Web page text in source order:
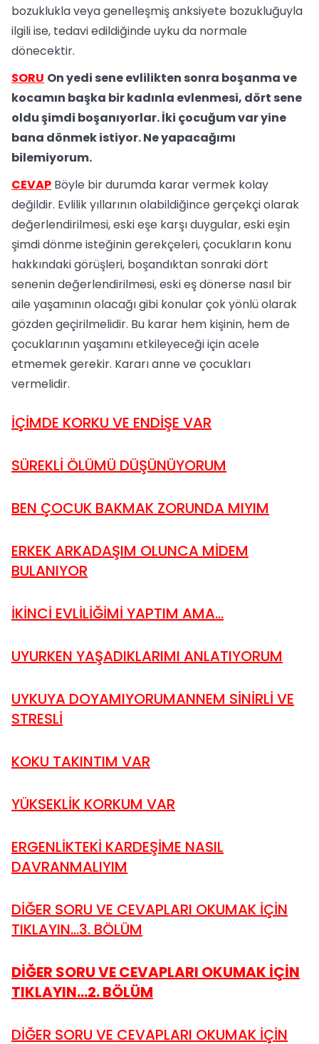
bozuklukla veya genelleşmiş anksiyete bozukluğuyla
ilgili ise, tedavi edildiğinde uyku da normale
dönecektir.
SORU On yedi sene evlilikten sonra boşanma ve
kocamın başka bir kadınla evlenmesi, dört sene
oldu şimdi boşanıyorlar. İki çocuğum var yine
bana dönmek istiyor. Ne yapacağımı
bilemiyorum.
CEVAP Böyle bir durumda karar vermek kolay
değildir. Evlilik yıllarının olabildiğince gerçekçi olarak
değerlendirilmesi, eski eşe karşı duygular, eski eşin
şimdi dönme isteğinin gerekçeleri, çocukların konu
hakkındaki görüşleri, boşandıktan sonraki dört
senenin değerlendirilmesi, eski eş dönerse nasıl bir
aile yaşamının olacağı gibi konular çok yönlü olarak
gözden geçirilmelidir. Bu karar hem kişinin, hem de
çocuklarının yaşamını etkileyeceği için acele
etmemek gerekir. Kararı anne ve çocukları
vermelidir.
İÇİMDE KORKU VE ENDİŞE VAR
SÜREKLİ ÖLÜMÜ DÜŞÜNÜYORUM
BEN ÇOCUK BAKMAK ZORUNDA MIYIM
ERKEK ARKADAŞIM OLUNCA MİDEM
BULANIYOR
İKİNCİ EVLİLİĞİMİ YAPTIM AMA...
UYURKEN YAŞADIKLARIMI ANLATIYORUM
UYKUYA DOYAMIYORUMANNEM SİNİRLİ VE
STRESLİ
KOKU TAKINTIM VAR
YÜKSEKLİK KORKUM VAR
ERGENLİKTEKİ KARDEŞİME NASIL
DAVRANMALIYIM
DİĞER SORU VE CEVAPLARI OKUMAK İÇİN
TIKLAYIN...3. BÖLÜM
DİĞER SORU VE CEVAPLARI OKUMAK İÇİN
TIKLAYIN...2. BÖLÜM
DİĞER SORU VE CEVAPLARI OKUMAK İÇİN